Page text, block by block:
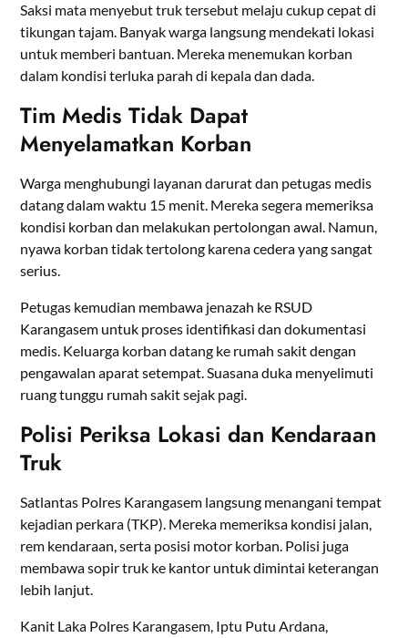
Saksi mata menyebut truk tersebut melaju cukup cepat di
tikungan tajam. Banyak warga langsung mendekati lokasi
untuk memberi bantuan. Mereka menemukan korban
dalam kondisi terluka parah di kepala dan dada.
Tim Medis Tidak Dapat
Menyelamatkan Korban
Warga menghubungi layanan darurat dan petugas medis
datang dalam waktu 15 menit. Mereka segera memeriksa
kondisi korban dan melakukan pertolongan awal. Namun,
nyawa korban tidak tertolong karena cedera yang sangat
serius.
Petugas kemudian membawa jenazah ke RSUD
Karangasem untuk proses identifikasi dan dokumentasi
medis. Keluarga korban datang ke rumah sakit dengan
pengawalan aparat setempat. Suasana duka menyelimuti
ruang tunggu rumah sakit sejak pagi.
Polisi Periksa Lokasi dan Kendaraan
Truk
Satlantas Polres Karangasem langsung menangani tempat
kejadian perkara (TKP). Mereka memeriksa kondisi jalan,
rem kendaraan, serta posisi motor korban. Polisi juga
membawa sopir truk ke kantor untuk dimintai keterangan
lebih lanjut.
Kanit Laka Polres Karangasem, Iptu Putu Ardana,